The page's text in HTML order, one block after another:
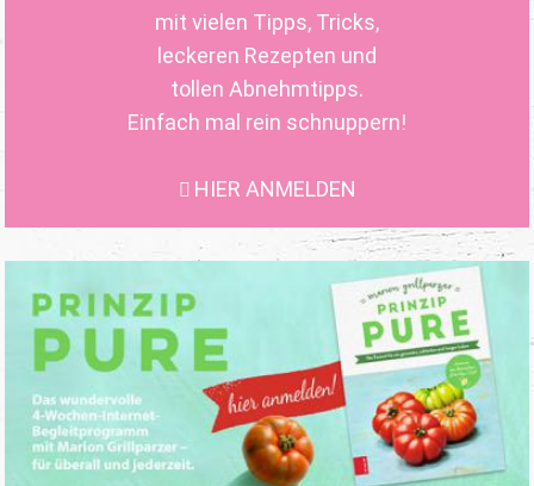
mit vielen Tipps, Tricks,
leckeren Rezepten und
tollen Abnehmtipps.
Einfach mal rein schnuppern!
HIER ANMELDEN